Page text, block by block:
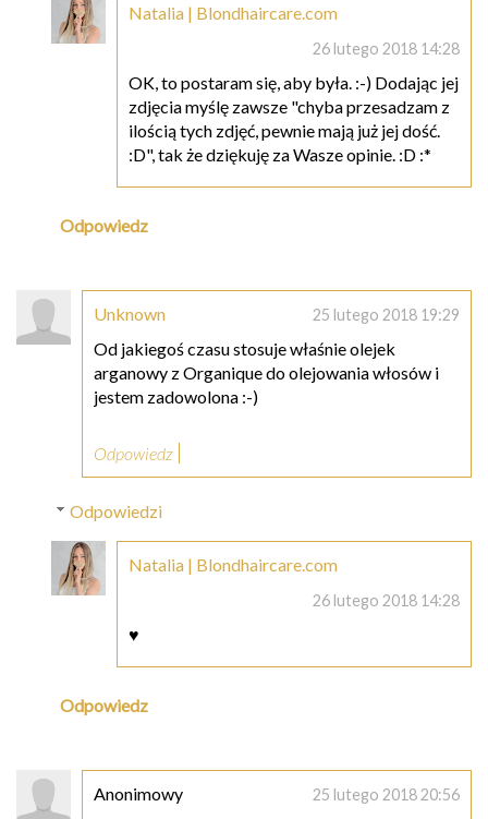
Natalia | Blondhaircare.com
26 lutego 2018 14:28
OK, to postaram się, aby była. :-) Dodając jej
zdjęcia myślę zawsze "chyba przesadzam z
ilością tych zdjęć, pewnie mają już jej dość.
:D", tak że dziękuję za Wasze opinie. :D :*
Odpowiedz
Unknown 25 lutego 2018 19:29
Od jakiegoś czasu stosuje właśnie olejek
arganowy z Organique do olejowania włosów i
jestem zadowolona :-)
Odpowiedz
Odpowiedzi
Natalia | Blondhaircare.com
26 lutego 2018 14:28
♥
Odpowiedz
Anonimowy 25 lutego 2018 20:56